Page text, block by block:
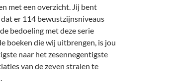
met een overzicht. Jij bent
er 114 bewustzijnsniveaus
bedoeling met deze serie
boeken die wij uitbrengen, is jou
naar het zesennegentigste
van de zeven stralen te